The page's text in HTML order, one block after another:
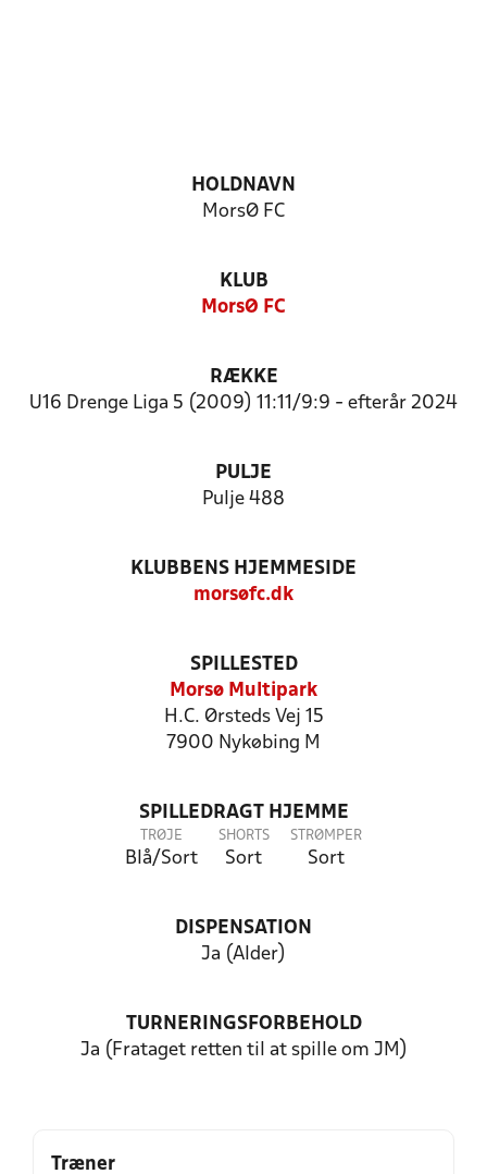
HOLDNAVN
MorsØ FC
KLUB
MorsØ FC
RÆKKE
U16 Drenge Liga 5 (2009) 11:11/9:9 - efterår 2024
PULJE
Pulje 488
KLUBBENS HJEMMESIDE
morsøfc.dk
SPILLESTED
Morsø Multipark
H.C. Ørsteds Vej 15
7900 Nykøbing M
SPILLEDRAGT HJEMME
TRØJE
Blå/Sort
SHORTS
Sort
STRØMPER
Sort
DISPENSATION
Ja (Alder)
TURNERINGSFORBEHOLD
Ja (Frataget retten til at spille om JM)
Træner